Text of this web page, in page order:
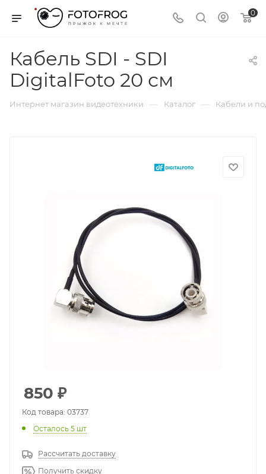
0
Кабель SDI - SDI
DigitalFoto 20 см
Интернет магазин видеотехники — Каталог — Кабели и
850 ₽
Код товара: 03737
Осталось 5 шт
Рассчитать доставку
Получить скидку